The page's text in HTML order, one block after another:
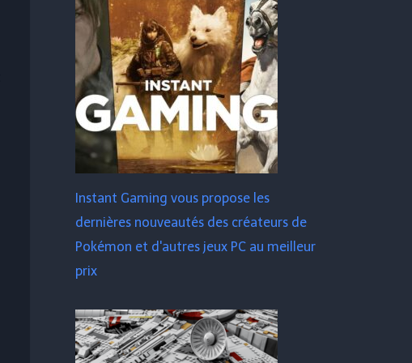
Instant Gaming vous propose les
dernières nouveautés des créateurs de
Pokémon et d'autres jeux PC au meilleur
prix